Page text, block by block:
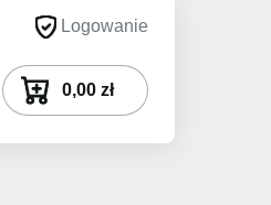
Logowanie
0,00 zł